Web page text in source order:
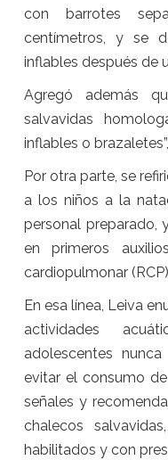
con barrotes
centímetros, y se
inflables después de
Agregó además
salvavidas
inflables o
Por otra parte, se
a los niños a la
personal preparado,
en primeros
cardiopulmonar (RCP)
En esa línea, Leiva
actividades
adolescentes
evitar el consumo
señales y
chalecos
habilitados y con